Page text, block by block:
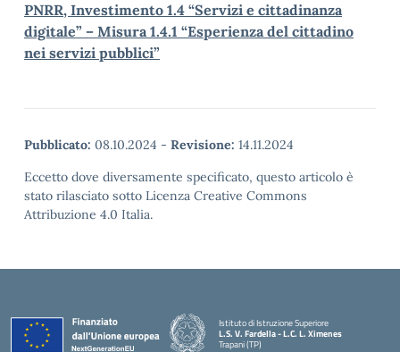
PNRR, Investimento 1.4 “Servizi e cittadinanza
digitale” – Misura 1.4.1 “Esperienza del cittadino
nei servizi pubblici”
Pubblicato: 08.10.2024 - Revisione: 14.11.2024
Eccetto dove diversamente specificato, questo articolo è
stato rilasciato sotto Licenza Creative Commons
Attribuzione 4.0 Italia.
Istituto di Istruzione Superiore
L.S. V. Fardella - L.C. L. Ximenes
Trapani (TP)